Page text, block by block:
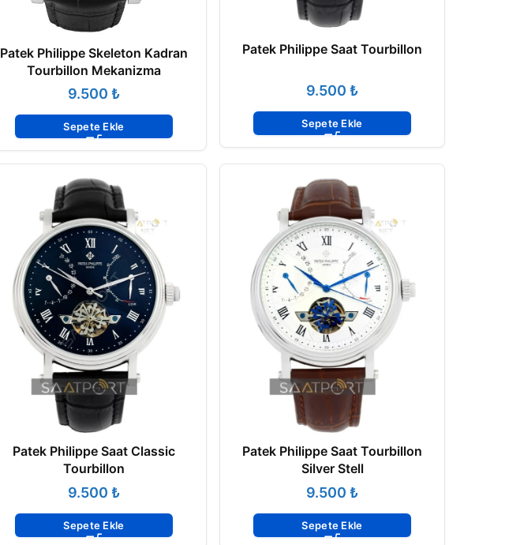
Patek Philippe Skeleton Kadran
Tourbillon Mekanizma
₺
Sepete Ekle
Patek Philippe Saat Tourbillon
₺
Sepete Ekle
Patek Philippe Saat Classic
Tourbillon
₺
Sepete Ekle
Patek Philippe Saat Tourbillon
Silver Stell
₺
Sepete Ekle